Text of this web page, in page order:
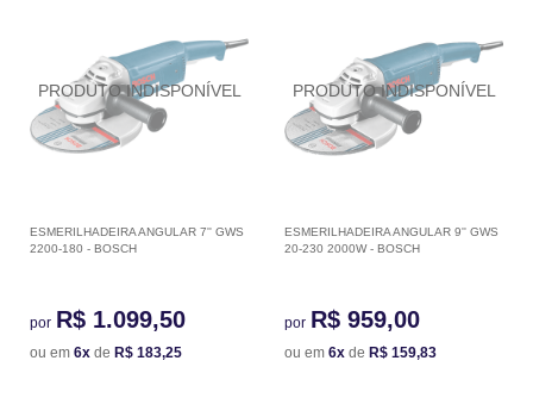
ESMERILHADEIRA ANGULAR 7'' GWS
2200-180 - BOSCH
por R$ 1.099,50
ou em 6x de R$ 183,25
ESMERILHADEIRA ANGULAR 9'' GWS
20-230 2000W - BOSCH
por R$ 959,00
ou em 6x de R$ 159,83